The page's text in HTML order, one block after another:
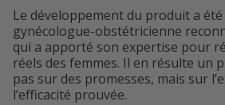
Le développement du produit a
gynécologue-obstétricienne
qui a apporté son expertise pour
réels des femmes. Il en résulte un
pas sur des promesses, mais sur
l’efficacité prouvée.